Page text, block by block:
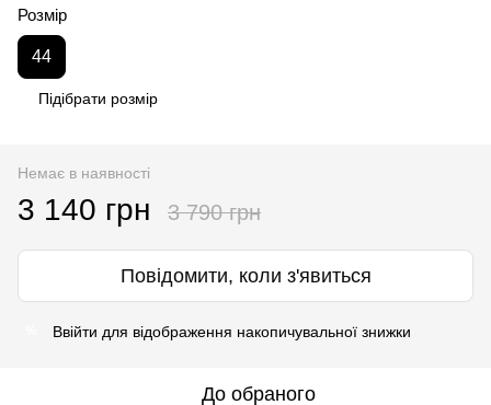
Розмір
44
Підібрати розмір
Немає в наявності
3 140 грн 3 790 грн
Повідомити, коли з'явиться
Ввійти для відображення накопичувальної знижки
До обраного